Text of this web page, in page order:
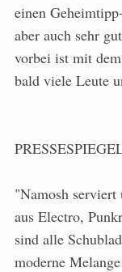
einen
aber auch sehr
vorbei ist mit
bald viele Leute
"Namosh serviert
aus Electro,
sind alle
moderne